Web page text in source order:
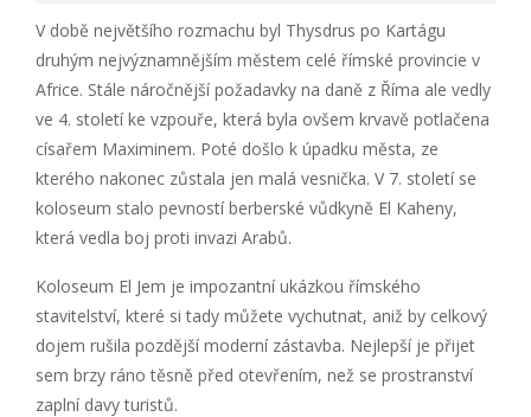
V době největšího rozmachu byl Thysdrus po Kartágu
druhým nejvýznamnějším městem celé římské provincie v
Africe. Stále náročnější požadavky na daně z Říma ale vedly
ve 4. století ke vzpouře, která byla ovšem krvavě potlačena
císařem Maximinem. Poté došlo k úpadku města, ze
kterého nakonec zůstala jen malá vesnička. V 7. století se
koloseum stalo pevností berberské vůdkyně El Kaheny,
která vedla boj proti invazi Arabů.
Koloseum El Jem je impozantní ukázkou římského
stavitelství, které si tady můžete vychutnat, aniž by celkový
dojem rušila pozdější moderní zástavba. Nejlepší je přijet
sem brzy ráno těsně před otevřením, než se prostranství
zaplní davy turistů.